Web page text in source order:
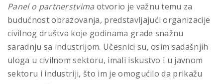
Panel o partnerstvima otvorio je važnu temu za
budućnost obrazovanja, predstavljajući organizacije
civilnog društva koje godinama grade snažnu
saradnju sa industrijom. Učesnici su, osim sadašnjih
uloga u civilnom sektoru, imali iskustvo i u javnom
sektoru i industriji, što im je omogućilo da prikažu